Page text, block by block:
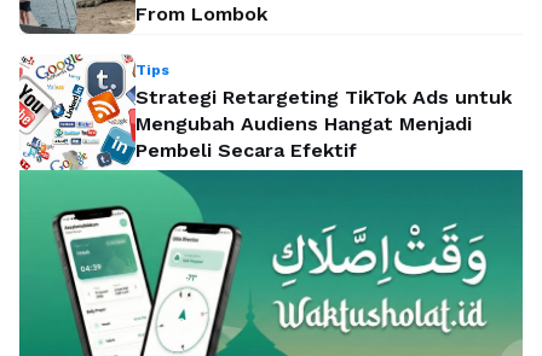
From Lombok
Tips
Strategi Retargeting TikTok Ads untuk
Mengubah Audiens Hangat Menjadi
Pembeli Secara Efektif